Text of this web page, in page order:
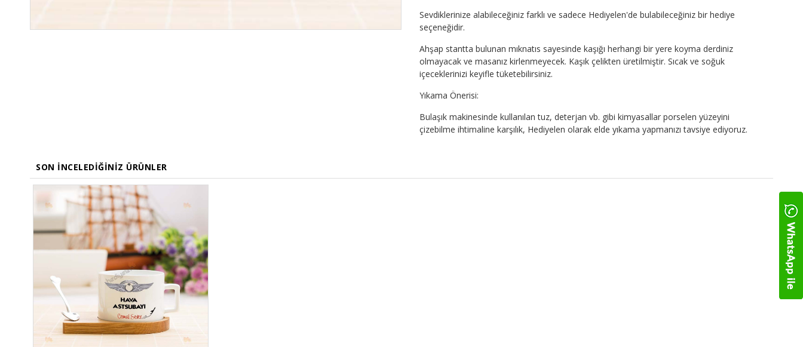
Sevdiklerinize alabileceğiniz farklı ve sadece Hediyelen'de bulabileceğiniz bir hediye
seçeneğidir.
Ahşap stantta bulunan mıknatıs sayesinde kaşığı herhangi bir yere koyma derdiniz
olmayacak ve masanız kirlenmeyecek. Kaşık çelikten üretilmiştir. Sıcak ve soğuk
içeceklerinizi keyifle tüketebilirsiniz.
Yıkama Önerisi:
Bulaşık makinesinde kullanılan tuz, deterjan vb. gibi kimyasallar porselen yüzeyini
çizebilme ihtimaline karşılık, Hediyelen olarak elde yıkama yapmanızı tavsiye ediyoruz.
SON İNCELEDIĞINIZ ÜRÜNLER